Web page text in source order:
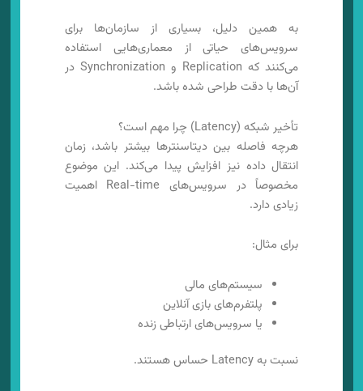
به همین دلیل، بسیاری از سازمان‌ها برای
سرویس‌های حیاتی از معماری‌هایی استفاده
می‌کنند که Replication و Synchronization در
آن‌ها با دقت طراحی شده باشد.
تأخیر شبکه (Latency) چرا مهم است؟
هرچه فاصله بین دیتاسنترها بیشتر باشد، زمان
انتقال داده نیز افزایش پیدا می‌کند. این موضوع
مخصوصاً در سرویس‌های Real-time اهمیت
زیادی دارد.
برای مثال:
سیستم‌های مالی
پلتفرم‌های بازی آنلاین
یا سرویس‌های ارتباطی زنده
نسبت به Latency حساس هستند.